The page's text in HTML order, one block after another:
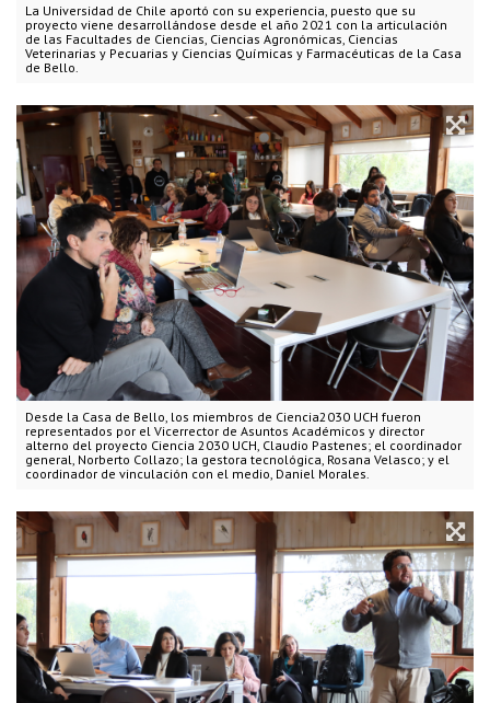
La Universidad de Chile aportó con su experiencia, puesto que su
proyecto viene desarrollándose desde el año 2021 con la articulación
de las Facultades de Ciencias, Ciencias Agronómicas, Ciencias
Veterinarias y Pecuarias y Ciencias Químicas y Farmacéuticas de la Casa
de Bello.
Desde la Casa de Bello, los miembros de Ciencia2030 UCH fueron
representados por el Vicerrector de Asuntos Académicos y director
alterno del proyecto Ciencia 2030 UCH, Claudio Pastenes; el coordinador
general, Norberto Collazo; la gestora tecnológica, Rosana Velasco; y el
coordinador de vinculación con el medio, Daniel Morales.